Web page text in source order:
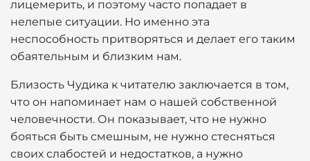
лицемерить, и поэтому часто попадает в
нелепые ситуации. Но именно эта
неспособность притворяться и делает его таким
обаятельным и близким нам.
Близость Чудика к читателю заключается в том,
что он напоминает нам о нашей собственной
человечности. Он показывает, что не нужно
бояться быть смешным, не нужно стесняться
своих слабостей и недостатков, а нужно